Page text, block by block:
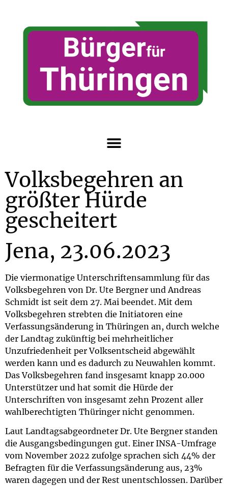
Volksbegehren an
größter Hürde
gescheitert
Jena, 23.06.2023
Die viermonatige Unterschriftensammlung für das
Volksbegehren von Dr. Ute Bergner und Andreas
Schmidt ist seit dem 27. Mai beendet. Mit dem
Volksbegehren strebten die Initiatoren eine
Verfassungsänderung in Thüringen an, durch welche
der Landtag zukünftig bei mehrheitlicher
Unzufriedenheit per Volksentscheid abgewählt
werden kann und es dadurch zu Neuwahlen kommt.
Das Volksbegehren fand insgesamt knapp 20.000
Unterstützer und hat somit die Hürde der
Unterschriften von insgesamt zehn Prozent aller
wahlberechtigten Thüringer nicht genommen.
Laut Landtagsabgeordneter Dr. Ute Bergner standen
die Ausgangsbedingungen gut. Einer INSA-Umfrage
vom November 2022 zufolge sprachen sich 44% der
Befragten für die Verfassungsänderung aus, 23%
waren dagegen und der Rest unentschlossen. Darüber